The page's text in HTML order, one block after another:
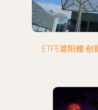
ETFE遮阳棚 创